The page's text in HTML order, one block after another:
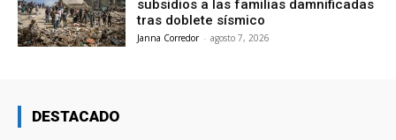
subsidios a las familias damnificadas
tras doblete sísmico
Janna Corredor - agosto 7, 2026
DESTACADO